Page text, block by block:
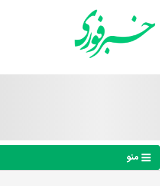
منو